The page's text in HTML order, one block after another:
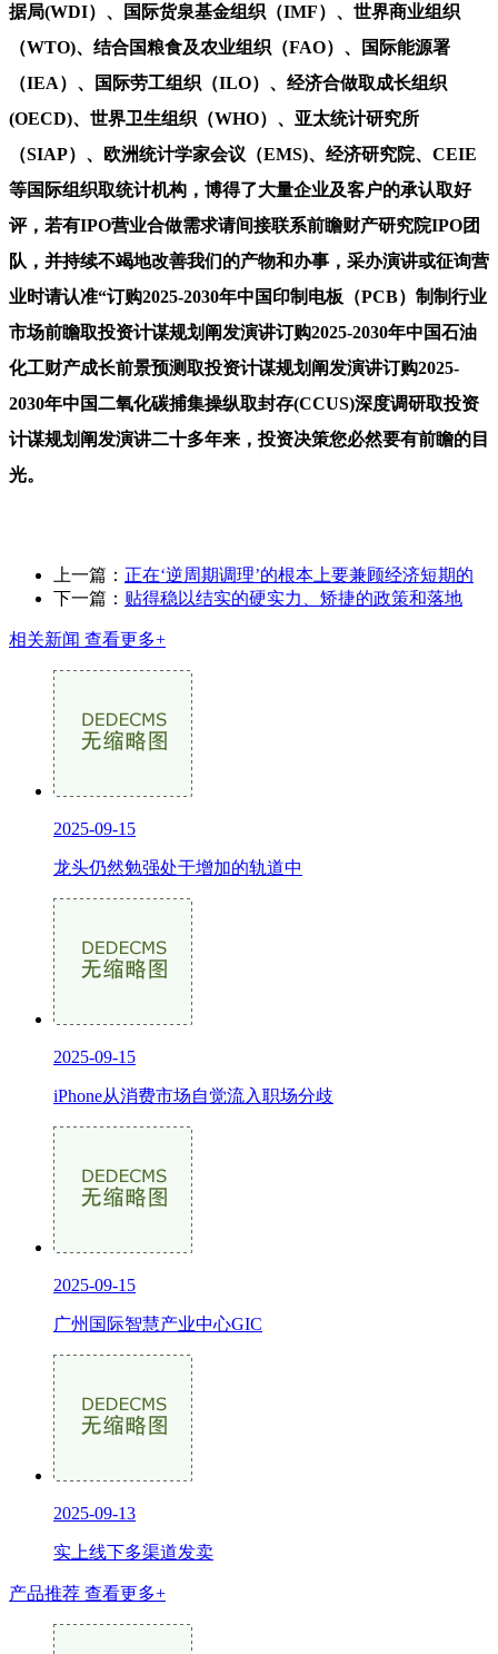
据局(WDI）、国际货泉基金组织（IMF）、世界商业组织
（WTO)、结合国粮食及农业组织（FAO）、国际能源署
（IEA）、国际劳工组织（ILO）、经济合做取成长组织
(OECD)、世界卫生组织（WHO）、亚太统计研究所
（SIAP）、欧洲统计学家会议（EMS)、经济研究院、CEIE
等国际组织取统计机构，博得了大量企业及客户的承认取好
评，若有IPO营业合做需求请间接联系前瞻财产研究院IPO团
队，并持续不竭地改善我们的产物和办事，采办演讲或征询营
业时请认准“订购2025-2030年中国印制电板（PCB）制制行业
市场前瞻取投资计谋规划阐发演讲订购2025-2030年中国石油
化工财产成长前景预测取投资计谋规划阐发演讲订购2025-
2030年中国二氧化碳捕集操纵取封存(CCUS)深度调研取投资
计谋规划阐发演讲二十多年来，投资决策您必然要有前瞻的目
光。
上一篇： 正在‘逆周期调理’的根本上要兼顾经济短期的
下一篇： 贴得稳以结实的硬实力、矫捷的政策和落地
相关新闻 查看更多+
2025-09-15
龙头仍然勉强处于增加的轨道中
2025-09-15
iPhone从消费市场自觉流入职场分歧
2025-09-15
广州国际智慧产业中心GIC
2025-09-13
实上线下多渠道发卖
产品推荐 查看更多+